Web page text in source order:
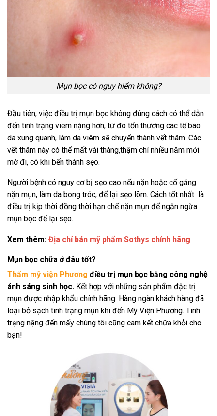
Mụn bọc có nguy hiểm không?
Đầu tiên, việc điều trị mụn bọc không đúng cách có thể dẫn
đến tình trạng viêm nặng hơn, từ đó tổn thương các tế bào
da xung quanh, làm da viêm sẽ chuyển thành vết thâm. Các
vết thâm này có thể mất vài tháng,thậm chí nhiều năm mới
mờ đi, có khi bến thành sẹo.
Người bệnh có nguy cơ bị sẹo cao nếu nặn hoặc cố gắng
nặn mụn, làm da bong tróc, để lại sẹo lõm. Cách tốt nhất là
điều trị kịp thời đồng thời hạn chế nặn mụn để ngăn ngừa
mụn bọc để lại sẹo.
Xem thêm: Địa chỉ bán mỹ phẩm Sothys chính hãng
Mụn bọc chữa ở đâu tốt?
Thẩm mỹ viện Phương điều trị mụn bọc bằng công nghệ
ánh sáng sinh học. Kết hợp với những sản phẩm đặc trị
mụn được nhập khẩu chính hãng. Hàng ngàn khách hàng đã
loại bỏ sạch tình trạng mụn khi đến Mỹ Viện Phương. Tình
trạng nặng đến mấy chúng tôi cũng cam kết chữa khỏi cho
bạn!